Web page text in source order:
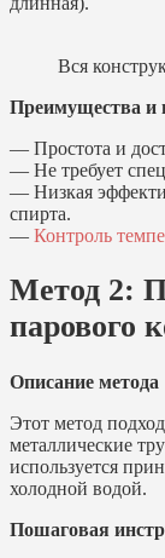
Вся
Преимущества и
— Простота и
— Не требует
— Низкая
спирта.
— Контроль
Метод 2:
парового
Описание метода
Этот метод
металлические
используется
холодной водой.
Пошаговая